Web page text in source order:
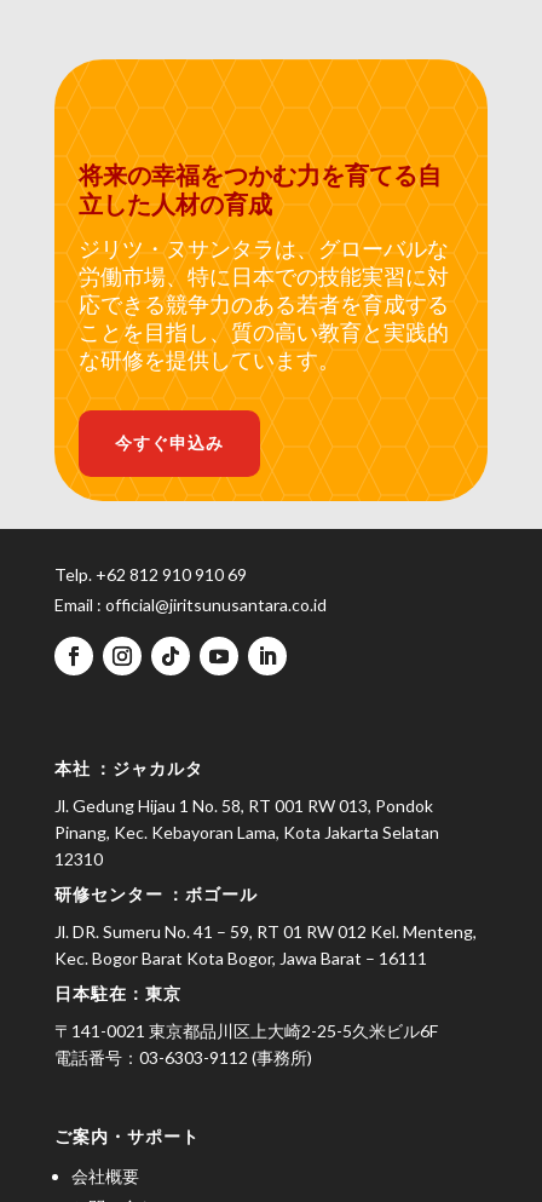
将来の幸福をつかむ力を育てる自
立した人材の育成
ジリツ・ヌサンタラは、グローバルな
労働市場、特に日本での技能実習に対
応できる競争力のある若者を育成する
ことを目指し、質の高い教育と実践的
な研修を提供しています。
今すぐ申込み
Telp. +62 812 910 910 69
Email : official@jiritsunusantara.co.id
本社 ：ジャカルタ
Jl. Gedung Hijau 1 No. 58, RT 001 RW 013, Pondok
Pinang, Kec. Kebayoran Lama, Kota Jakarta Selatan
12310
研修センター ：ボゴール
Jl. DR. Sumeru No. 41 – 59, RT 01 RW 012 Kel. Menteng,
Kec. Bogor Barat Kota Bogor, Jawa Barat – 16111
日本駐在：東京
〒 141-0021 東京都品川区上大崎2-25-5久米ビル6F
電話番号： 03-6303-9112 (事務所)
ご案内・サポート
会社概要